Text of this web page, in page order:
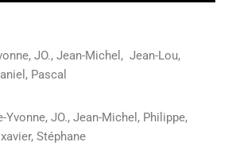
JO., Jean-Michel, Jean-Lou,
Pascal
Yvonne, JO., Jean-Michel, Philippe,
Stéphane